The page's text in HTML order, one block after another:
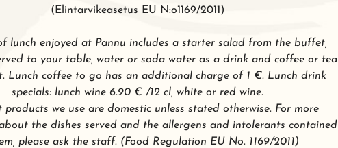
(Elintarvikeasetus EU N:o1169/2011)
lunch enjoyed at Pannu includes a starter salad from the buffet,
to your table, water or soda water as a drink and coffee or tea
Lunch coffee to go has an additional charge of 1 €. Lunch drink
specials: lunch wine 6.90 € /12 cl, white or red wine.
products we use are domestic unless stated otherwise. For more
the dishes served and the allergens and intolerants contained
please ask the staff. (Food Regulation EU No. 1169/2011)